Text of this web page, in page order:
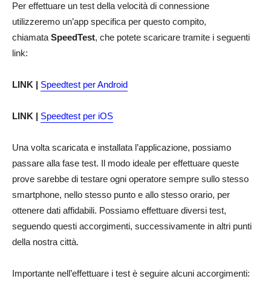
Per effettuare un test della velocità di connessione
utilizzeremo un’app specifica per questo compito,
chiamata SpeedTest, che potete scaricare tramite i seguenti
link:
LINK | Speedtest per Android
LINK | Speedtest per iOS
Una volta scaricata e installata l’applicazione, possiamo
passare alla fase test. Il modo ideale per effettuare queste
prove sarebbe di testare ogni operatore sempre sullo stesso
smartphone, nello stesso punto e allo stesso orario, per
ottenere dati affidabili. Possiamo effettuare diversi test,
seguendo questi accorgimenti, successivamente in altri punti
della nostra città.
Importante nell’effettuare i test è seguire alcuni accorgimenti: